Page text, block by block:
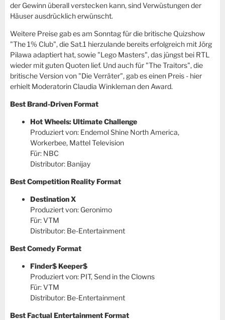
der Gewinn überall verstecken kann, sind Verwüstungen der
Häuser ausdrücklich erwünscht.
Weitere Preise gab es am Sonntag für die britische Quizshow
"The 1% Club", die Sat.1 hierzulande bereits erfolgreich mit Jörg
Pilawa adaptiert hat, sowie "Lego Masters", das jüngst bei RTL
wieder mit guten Quoten lief. Und auch für "The Traitors", die
britische Version von "Die Verräter", gab es einen Preis - hier
erhielt Moderatorin Claudia Winkleman den Award.
Best Brand-Driven Format
Hot Wheels: Ultimate Challenge
Produziert von: Endemol Shine North America,
Workerbee, Mattel Television
Für: NBC
Distributor: Banijay
Best Competition Reality Format
Destination X
Produziert von: Geronimo
Für: VTM
Distributor: Be-Entertainment
Best Comedy Format
Finder$ Keeper$
Produziert von: PIT, Send in the Clowns
Für: VTM
Distributor: Be-Entertainment
Best Factual Entertainment Format